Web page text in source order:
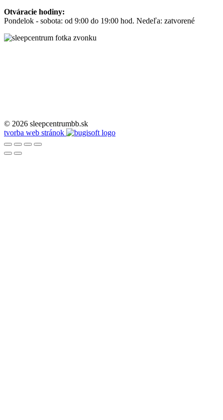
Otváracie hodiny:
Pondelok - sobota: od 9:00 do 19:00 hod. Nedeľa: zatvorené
© 2026 sleepcentrumbb.sk
tvorba web stránok